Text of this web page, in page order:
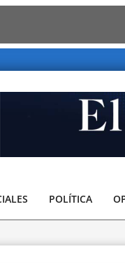
El
POLÍTICA